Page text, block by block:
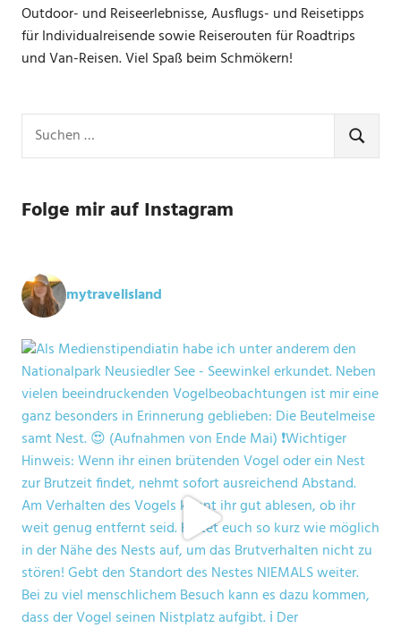
Outdoor- und Reiseerlebnisse, Ausflugs- und Reisetipps
für Individualreisende sowie Reiserouten für Roadtrips
und Van-Reisen. Viel Spaß beim Schmökern!
nach:
SUCHEN
Folge mir auf Instagram
mytravelisland